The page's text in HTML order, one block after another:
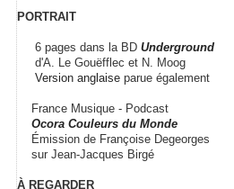
PORTRAIT
6 pages dans la BD Underground
d'A. Le Gouëfflec et N. Moog
Version anglaise parue également
France Musique - Podcast
Ocora Couleurs du Monde
Émission de Françoise Degeorges
sur Jean-Jacques Birgé
À REGARDER